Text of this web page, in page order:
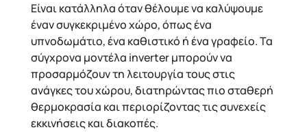
Είναι κατάλληλα όταν θέλουμε να καλύψουμε
έναν συγκεκριμένο χώρο, όπως ένα
υπνοδωμάτιο, ένα καθιστικό ή ένα γραφείο. Τα
σύγχρονα μοντέλα inverter μπορούν να
προσαρμόζουν τη λειτουργία τους στις
ανάγκες του χώρου, διατηρώντας πιο σταθερή
θερμοκρασία και περιορίζοντας τις συνεχείς
εκκινήσεις και διακοπές.